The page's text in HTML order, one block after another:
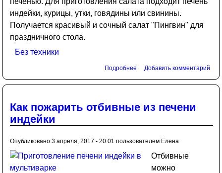
индейки, курицы, утки, говядины или свинины.
Получается красивый и сочный салат "Пингвин" для
праздничного стола.
Без техники
Подробнее Добавить комментарий
Как пожарить отбивные из печени
индейки
Опубликовано 3 апреля, 2017 - 20:01 пользователем Елена
Отбивные
можно